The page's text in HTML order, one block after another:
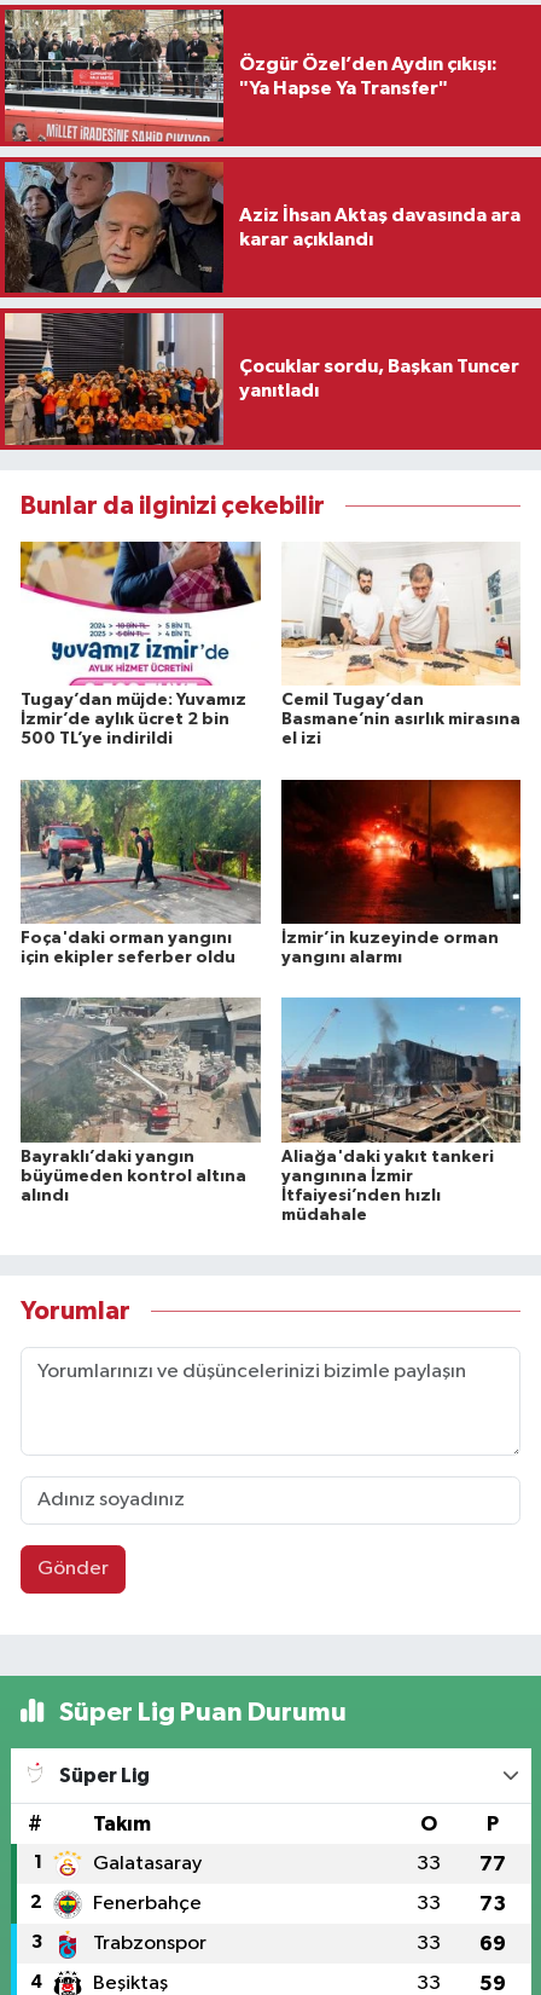
Özgür Özel’den Aydın çıkışı:
"Ya Hapse Ya Transfer"
Aziz İhsan Aktaş davasında ara
karar açıklandı
Çocuklar sordu, Başkan Tuncer
yanıtladı
Bunlar da ilginizi çekebilir
Tugay’dan müjde: Yuvamız
İzmir’de aylık ücret 2 bin
500 TL’ye indirildi
Cemil Tugay’dan
Basmane’nin asırlık mirasına
el izi
Foça'daki orman yangını
için ekipler seferber oldu
İzmir’in kuzeyinde orman
yangını alarmı
Bayraklı’daki yangın
büyümeden kontrol altına
alındı
Aliağa'daki yakıt tankeri
yangınına İzmir
İtfaiyesi’nden hızlı
müdahale
Yorumlar
Gönder
Süper Lig Puan Durumu
Süper Lig
# Takım O P
1 Galatasaray 33 77
2 Fenerbahçe 33 73
3 Trabzonspor 33 69
4 Beşiktaş 33 59